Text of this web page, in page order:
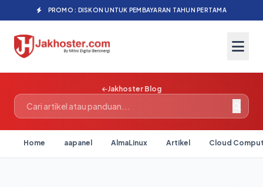
PROMO : DISKON UNTUK PEMBAYARAN TAHUN PERTAMA
Jakhoster Blog
Home aapanel AlmaLinux Artikel Cloud